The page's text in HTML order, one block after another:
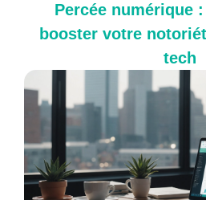
Percée numérique
booster votre
tech